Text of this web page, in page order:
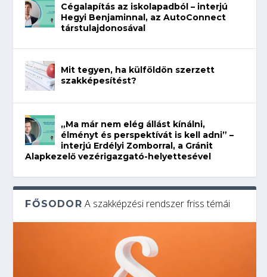
Cégalapítás az iskolapadból – interjú
Hegyi Benjaminnal, az AutoConnect
társtulajdonosával
Mit tegyen, ha külföldön szerzett
szakképesítést?
„Ma már nem elég állást kínálni,
élményt és perspektívát is kell adni” –
interjú Erdélyi Zomborral, a Gránit
Alapkezelő vezérigazgató-helyettesével
FŐSODOR A szakképzési rendszer friss témái